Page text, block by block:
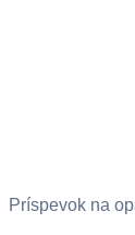
Príspevok na